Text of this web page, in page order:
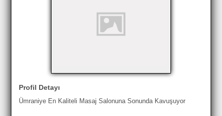
Profil Detayı
Ümraniye En Kaliteli Masaj Salonuna Sonunda Kavuşuyor